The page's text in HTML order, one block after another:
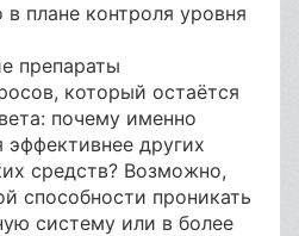
плане контроля уровня
препараты
который остаётся
почему именно
эффективнее других
средств? Возможно,
способности проникать
систему или в более